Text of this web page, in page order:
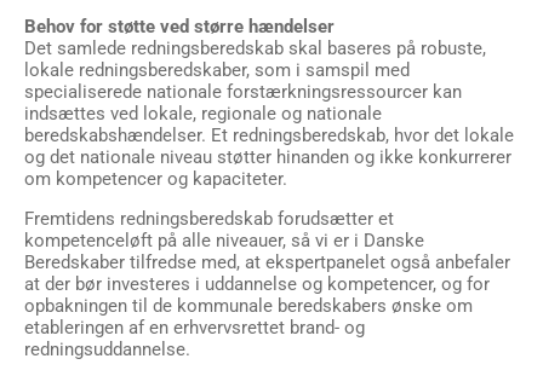
Behov for støtte ved større hændelser
Det samlede redningsberedskab skal base­res på robuste,
lokale redningsberedskaber, som i samspil med
specialiserede nationale forstærk­ningsressourcer kan
indsættes ved lokale, regionale og nationale
beredskabshændelser. Et redningsberedskab, hvor det lokale
og det nationale niveau støtter hinanden og ikke konkurrerer
om kompetencer og kapaciteter.
Fremtidens redningsberedskab forudsætter et
kompetenceløft på alle niveauer, så vi er i Danske
Beredskaber tilfredse med, at ekspertpanelet også anbefaler
at der bør investeres i uddannelse og kompeten­cer, og for
opbakningen til de kommunale beredskabers ønske om
etableringen af en erhvervsrettet brand- og
redningsuddannelse.